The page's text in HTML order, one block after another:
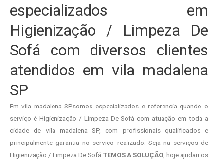
especializados em
Higienização / Limpeza De
Sofá com diversos clientes
atendidos em vila madalena
SP
Em vila madalena SPsomos especializados e referencia quando o
serviço é Higienização / Limpeza De Sofá com atuação em toda a
cidade de vila madalena SP, com profissionais qualificados e
principalmente garantia no serviço realizado. Seja na serviços de
Higienização / Limpeza De Sofá TEMOS A SOLUÇÃO , hoje ajudamos